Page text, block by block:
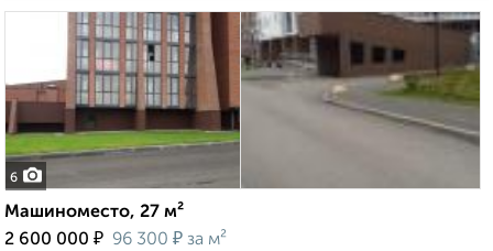
6
Машиноместо, 27 м²
2 600 000 ₽ 96 300 ₽ за м²